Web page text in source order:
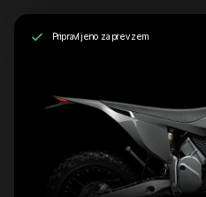
Pripravljeno za prevzem